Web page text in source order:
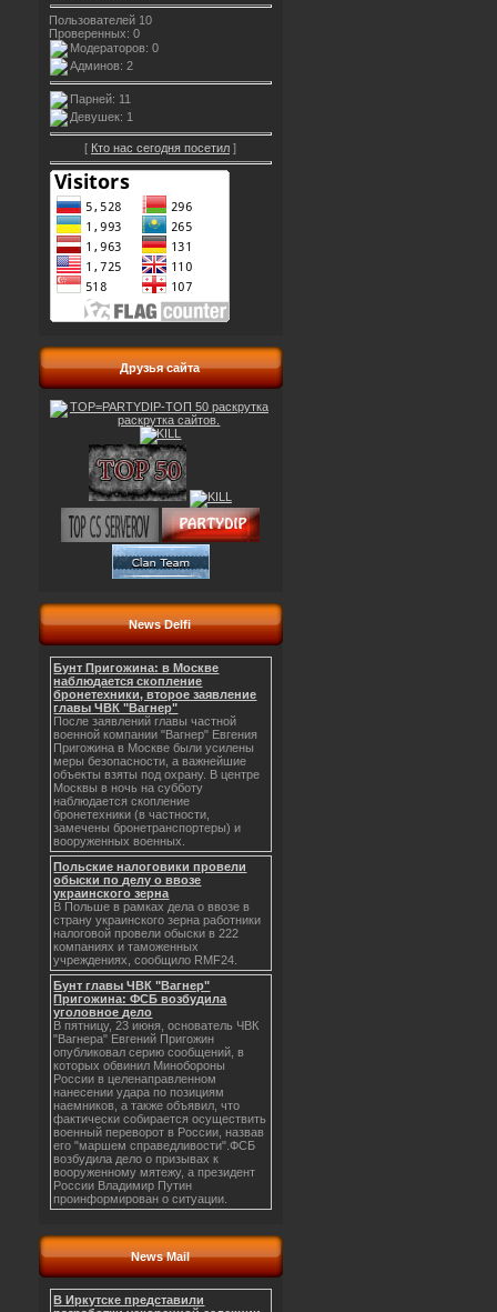
Пользователей 10
Проверенных: 0
Модераторов: 0
Админов: 2
Парней: 11
Девушек: 1
[ Кто нас сегодня посетил ]
Друзья сайта
News Delfi
Бунт Пригожина: в Москве
наблюдается скопление
бронетехники, второе заявление
главы ЧВК "Вагнер"
После заявлений главы частной
военной компании "Вагнер" Евгения
Пригожина в Москве были усилены
меры безопасности, а важнейшие
объекты взяты под охрану. В центре
Москвы в ночь на субботу
наблюдается скопление
бронетехники (в частности,
замечены бронетранспортеры) и
вооруженных военных.
Польские налоговики провели
обыски по делу о ввозе
украинского зерна
В Польше в рамках дела о ввозе в
страну украинского зерна работники
налоговой провели обыски в 222
компаниях и таможенных
учреждениях, сообщило RMF24.
Бунт главы ЧВК "Вагнер"
Пригожина: ФСБ возбудила
уголовное дело
В пятницу, 23 июня, основатель ЧВК
"Вагнера" Евгений Пригожин
опубликовал серию сообщений, в
которых обвинил Минобороны
России в целенаправленном
нанесении удара по позициям
наемников, а также объявил, что
фактически собирается осуществить
военный переворот в России, назвав
его "маршем справедливости".ФСБ
возбудила дело о призывах к
вооруженному мятежу, а президент
России Владимир Путин
проинформирован о ситуации.
News Mail
В Иркутске представили